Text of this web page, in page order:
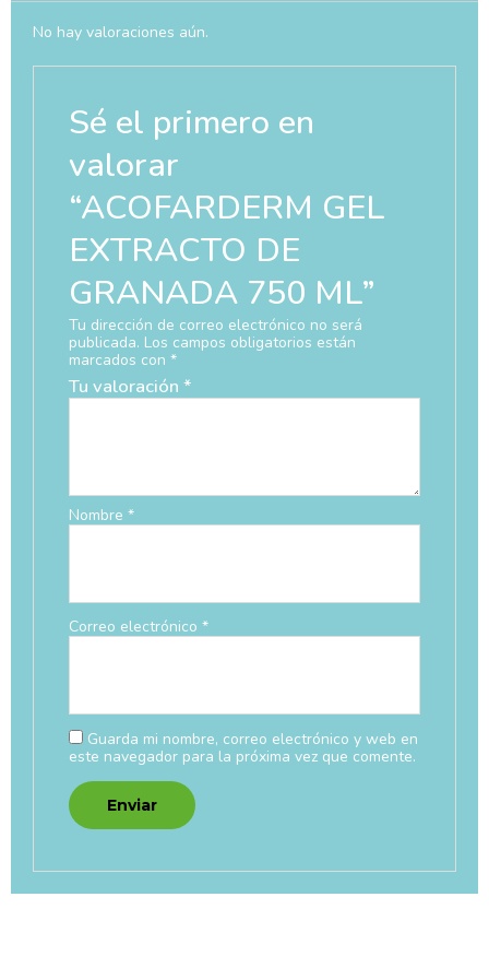
No hay valoraciones aún.
Sé el primero en
valorar
“ACOFARDERM GEL
EXTRACTO DE
GRANADA 750 ML”
Tu dirección de correo electrónico no será
publicada. Los campos obligatorios están
marcados con *
Tu valoración *
Nombre *
Correo electrónico *
Guarda mi nombre, correo electrónico y web en
este navegador para la próxima vez que comente.